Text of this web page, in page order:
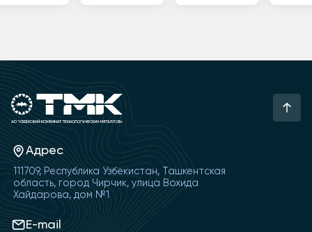
Адрес
111709, Республика Узбекистан, Ташкентская
область, город Чирчик, улица Вохида
Хайдарова, дом №1
E-mail